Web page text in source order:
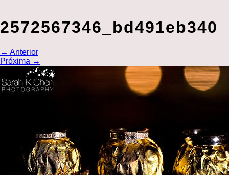
2572567346_bd491eb340
← Anterior
Próxima →